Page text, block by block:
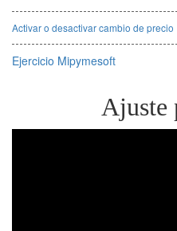
Activar o desactivar cambio de precio
Ejercicio Mipymesoft
Ajuste